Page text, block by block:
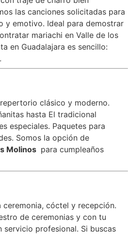
las canciones solicitadas para
y emotivo. Ideal para demostrar
mariachi en Valle de los
en Guadalajara es sencillo:
clásico y moderno.
hasta El tradicional
especiales. Paquetes para
Somos la opción de
Molinos para cumpleaños
cóctel y recepción.
de ceremonias y con tu
servicio profesional. Si buscas